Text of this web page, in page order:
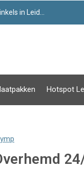
Hotspot
in Leiden!